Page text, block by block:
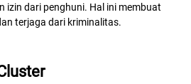
izin dari penghuni. Hal ini membuat
terjaga dari kriminalitas.